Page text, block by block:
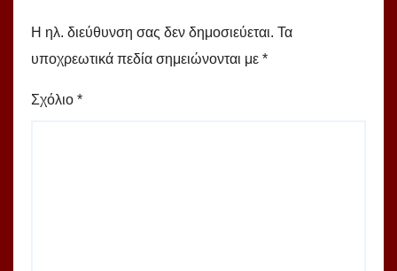
Η ηλ. διεύθυνση σας δεν δημοσιεύεται. Τα
υποχρεωτικά πεδία σημειώνονται με *
Σχόλιο *